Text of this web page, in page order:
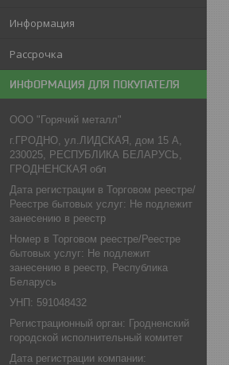
Информация
Рассрочка
ИНФОРМАЦИЯ ДЛЯ ПОКУПАТЕЛЯ
ООО "Горячий металл"
г.ГРОДНО, ул.ЛИДСКАЯ, дом 15 А,
230025, РЕСПУБЛИКА БЕЛАРУСЬ,
ГРОДНЕНСКАЯ обл
Дата регистрации в Торговом реестре/
Реестре бытовых услуг: Не подлежит
занесению в реестр
Номер в Торговом реестре/Реестре
бытовых услуг: Не подлежит
занесению в реестр, Республика
Беларусь
УНП: 591048432
Регистрационный орган: Гродненский
городской исполнительный комитет
Дата регистрации компании: